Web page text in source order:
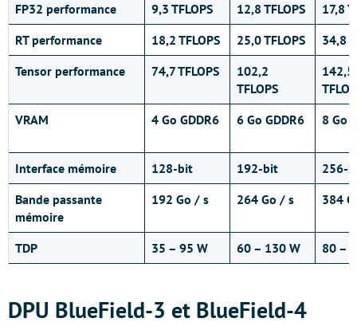
FP32 performance
9,3 TFLOPS 12,8 TFLOPS
17,8
RT performance
18,2 TFLOPS 25,0 TFLOPS
34,8
Tensor performance
74,7 TFLOPS
102,2
TFLOPS
142,5
VRAM
4 Go GDDR6 6 Go GDDR6 8 Go
Interface mémoire 128-bit 192-bit
256-
Bande passante
mémoire
192 Go / s 264 Go / s 384
TDP 35 – 95 W 60 – 130 W 80 –
DPU BlueField-3 et BlueField-4